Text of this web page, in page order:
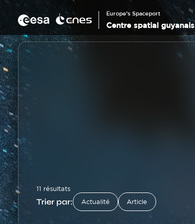
Panneau de gestion des cookies
Aller
contenu
principal
Europe's Spaceport
Centre spatial guyanais
11 résultats
Trier par: Actualité Article